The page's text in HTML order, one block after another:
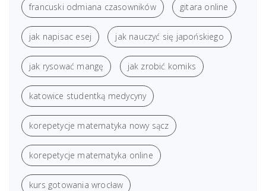
francuski odmiana czasowników gitara online
jak napisac esej jak nauczyć się japońskiego
jak rysować mangę jak zrobić komiks
katowice studentką medycyny
korepetycje matematyka nowy sącz
korepetycje matematyka online
kurs gotowania wrocław